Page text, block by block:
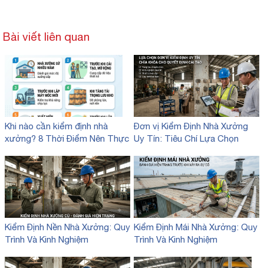
Bài viết liên quan
Khi nào cần kiểm định nhà
xưởng? 8 Thời Điểm Nên Thực
Đơn vị Kiểm Định Nhà Xưởng
Uy Tín: Tiêu Chí Lựa Chọn
Kiểm Định Nền Nhà Xưởng: Quy
Trình Và Kinh Nghiệm
Kiểm Định Mái Nhà Xưởng: Quy
Trình Và Kinh Nghiệm